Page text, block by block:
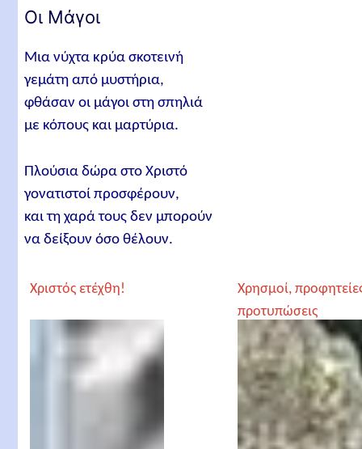
Οι Μάγοι
Μια νύχτα κρύα σκοτεινή
γεμάτη από μυστήρια,
φθάσαν οι μάγοι στη σπηλιά
με κόπους και μαρτύρια.
Πλούσια δώρα στο Χριστό
γονατιστοί προσφέρουν,
και τη χαρά τους δεν μπορούν
να δείξουν όσο θέλουν.
Χριστός ετέχθη!
Χρησμοί,
προτυπώσεις
παγκόσμιες για την
έλευση του Χριστού.
π Ευάγγελος
Παπανικολάου